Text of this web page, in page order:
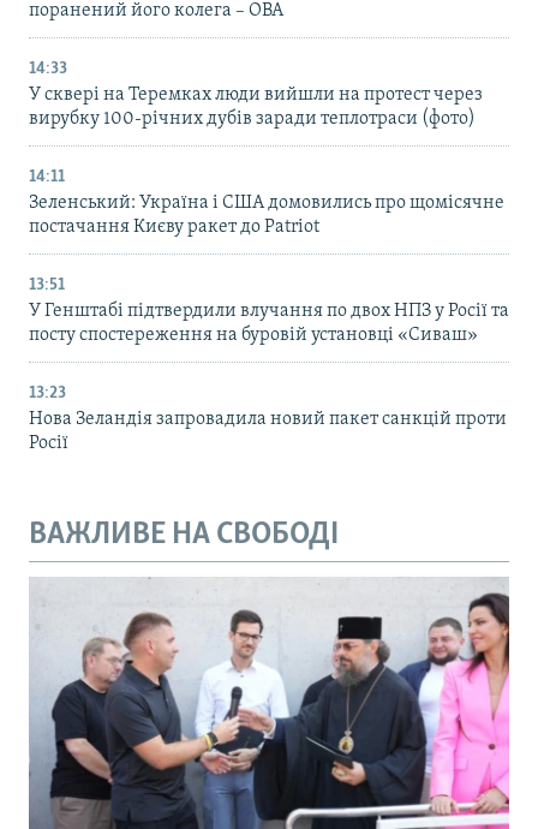
поранений його колега – ОВА
14:33
У сквері на Теремках люди вийшли на протест через
вирубку 100-річних дубів заради теплотраси (фото)
14:11
Зеленський: Україна і США домовились про щомісячне
постачання Києву ракет до Patriot
13:51
У Генштабі підтвердили влучання по двох НПЗ у Росії та
посту спостереження на буровій установці «Сиваш»
13:23
Нова Зеландія запровадила новий пакет санкцій проти
Росії
ВАЖЛИВЕ НА СВОБОДІ